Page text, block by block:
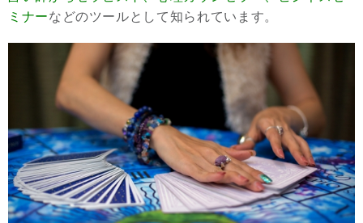
ミナーなどのツールとして知られています。